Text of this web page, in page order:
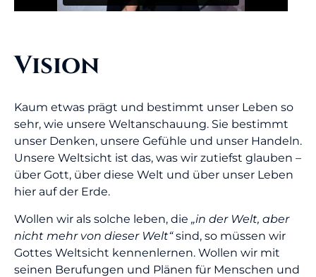
Vision
Kaum etwas prägt und bestimmt unser Leben so
sehr, wie unsere Weltanschauung. Sie bestimmt
unser Denken, unsere Gefühle und unser Handeln.
Unsere Weltsicht ist das, was wir zutiefst glauben –
über Gott, über diese Welt und über unser Leben
hier auf der Erde.
Wollen wir als solche leben, die „in der Welt, aber
nicht mehr von dieser Welt“sind, so müssen wir
Gottes Weltsicht kennenlernen. Wollen wir mit
seinen Berufungen und Plänen für Menschen und